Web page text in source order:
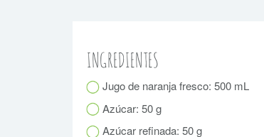
INGREDIENTES
Jugo de naranja fresco: 500 mL
Azúcar: 50 g
Azúcar refinada: 50 g